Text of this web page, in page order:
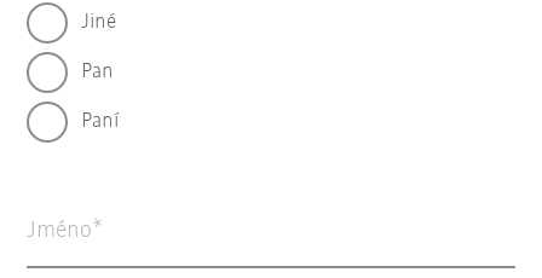
Jiné
Pan
Paní
Jméno